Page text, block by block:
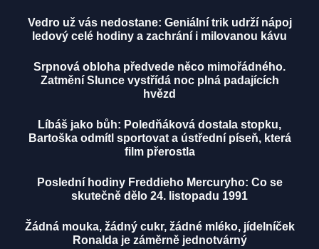
Vedro už vás nedostane: Geniální trik udrží nápoj
ledový celé hodiny a zachrání i milovanou kávu
Srpnová obloha předvede něco mimořádného.
Zatmění Slunce vystřídá noc plná padajících
hvězd
Líbáš jako bůh: Poledňáková dostala stopku,
Bartoška odmítl sportovat a ústřední píseň, která
film přerostla
Poslední hodiny Freddieho Mercuryho: Co se
skutečně dělo 24. listopadu 1991
Žádná mouka, žádný cukr, žádné mléko, jídelníček
Ronalda je záměrně jednotvárný